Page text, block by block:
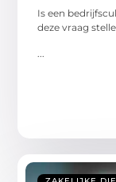
Is een
deze vraag